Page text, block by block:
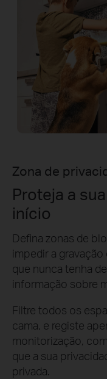
Zona de
Proteja a
início
Defina zonas de
impedir a
que nunca tenha
informação sobre
Filtre todos os
cama, e registe
monitorização,
que a sua
privada.